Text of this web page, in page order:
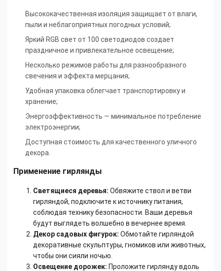
Высококачественная изоляция защищает от влаги,
пыли и неблагоприятных погодных условий;
Яркий RGB свет от 100 светодиодов создает
праздничное и привлекательное освещение;
Несколько режимов работы для разнообразного
свечения и эффекта мерцания;
Удобная упаковка облегчает транспортировку и
хранение;
Энергоэффективность — минимальное потребление
электроэнергии;
Доступная стоимость для качественного уличного
декора.
Применение гирлянды
Светящиеся деревья: Обвяжите ствол и ветви
гирляндой, подключите к источнику питания,
соблюдая технику безопасности. Ваши деревья
будут выглядеть волшебно в вечернее время.
Декор садовых фигурок: Обмотайте гирляндой
декоративные скульптуры, гномиков или животных,
чтобы они сияли ночью.
Освещение дорожек: Проложите гирлянду вдоль